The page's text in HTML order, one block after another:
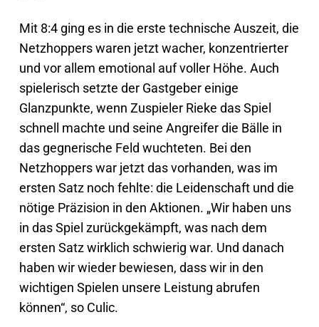
Mit 8:4 ging es in die erste technische Auszeit, die
Netzhoppers waren jetzt wacher, konzentrierter
und vor allem emotional auf voller Höhe. Auch
spielerisch setzte der Gastgeber einige
Glanzpunkte, wenn Zuspieler Rieke das Spiel
schnell machte und seine Angreifer die Bälle in
das gegnerische Feld wuchteten. Bei den
Netzhoppers war jetzt das vorhanden, was im
ersten Satz noch fehlte: die Leidenschaft und die
nötige Präzision in den Aktionen. „Wir haben uns
in das Spiel zurückgekämpft, was nach dem
ersten Satz wirklich schwierig war. Und danach
haben wir wieder bewiesen, dass wir in den
wichtigen Spielen unsere Leistung abrufen
können“, so Culic.